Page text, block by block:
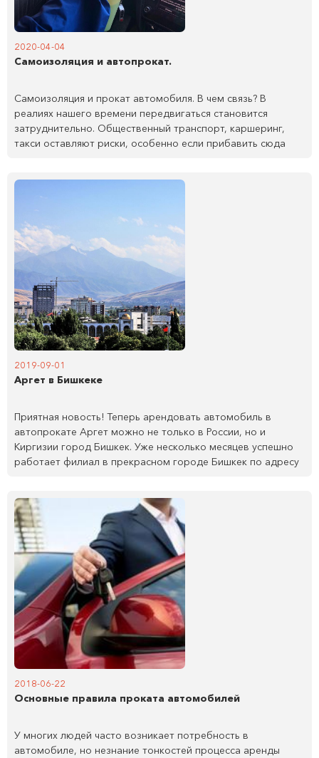
2020-04-04
Самоизоляция и автопрокат.
Самоизоляция и прокат автомобиля. В чем связь? В
реалиях нашего времени передвигаться становится
затруднительно. Общественный транспорт, каршеринг,
такси оставляют риски, особенно если прибавить сюда
2019-09-01
Аргет в Бишкеке
Приятная новость! Теперь арендовать автомобиль в
автопрокате Аргет можно не только в России, но и
Киргизии город Бишкек. Уже несколько месяцев успешно
работает филиал в прекрасном городе Бишкек по адресу
позитивным настроением наших менеджеров,
оформление клиента занимает не более 10 минут всё
прозрачно и открыто. Долины, горы и гостеприимный
народ оставит отпечаток тепла в ваших сердцах. Ждём
вас в гости!Читать
2018-06-22
Основные правила проката автомобилей
У многих людей часто возникает потребность в
автомобиле, но незнание тонкостей процесса аренды